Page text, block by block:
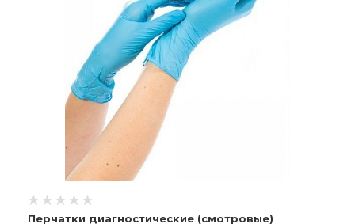
Перчатки диагностические (смотровые)